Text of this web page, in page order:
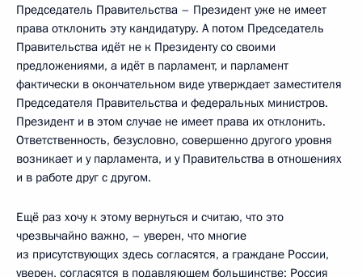
Председатель Правительства – Президент уже не имеет
права отклонить эту кандидатуру. А потом Председатель
Правительства идёт не к Президенту со своими
предложениями, а идёт в парламент, и парламент
фактически в окончательном виде утверждает заместителя
Председателя Правительства и федеральных министров.
Президент и в этом случае не имеет права их отклонить.
Ответственность, безусловно, совершенно другого уровня
возникает и у парламента, и у Правительства в отношениях
и в работе друг с другом.
Ещё раз хочу к этому вернуться и считаю, что это
чрезвычайно важно, – уверен, что многие
из присутствующих здесь согласятся, а граждане России,
уверен, согласятся в подавляющем большинстве: Россия